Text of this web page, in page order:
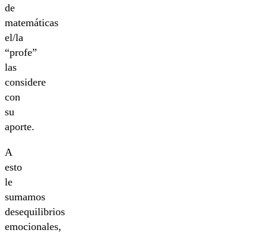
de
matemáticas
el/la
“profe”
las
considere
con
su
aporte.
A
esto
le
sumamos
desequilibrios
emocionales,